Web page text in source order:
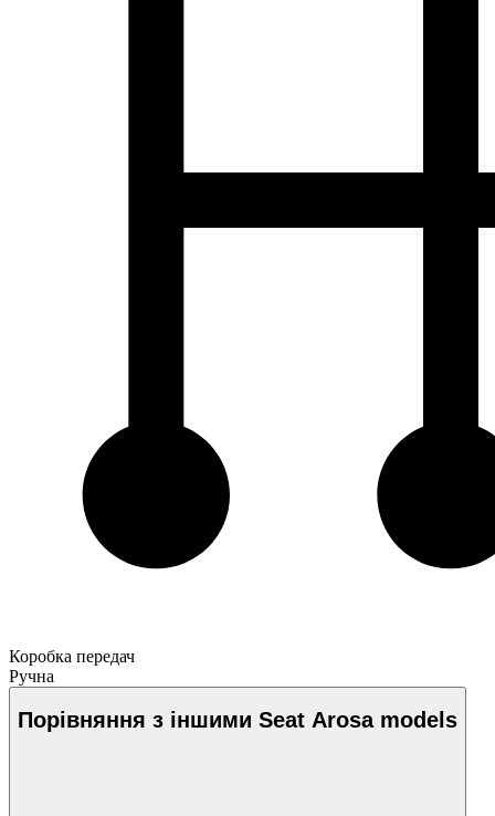
Коробка передач
Ручна
Порівняння з іншими Seat Arosa models